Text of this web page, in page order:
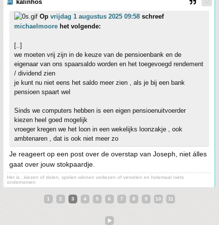
kalinhos
Op vrijdag 1 augustus 2025 09:58 schreef
michaelmoore het volgende:
[..]
we moeten vrij zijn in de keuze van de pensioenbank en de
eigenaar van ons spaarsaldo worden en het toegevoegd rendement
/ dividend zien
je kunt nu niet eens het saldo meer zien , als je bij een bank
pensioen spaart wel
Sinds we computers hebben is een eigen pensioenuitvoerder
kiezen heel goed mogelijk
vroeger kregen we het loon in een wekelijks loonzakje , ook
ambtenaren , dat is ook niet meer zo
Je reageert op een post over de overstap van Joseph, niet álles
gaat over jouw stokpaardje.
Het is...kiezen of delen, spelen winnen verliezen of vervelen en helemaal niets
ondernemen
1 2 3 4 5 6 7 8 9 10 11